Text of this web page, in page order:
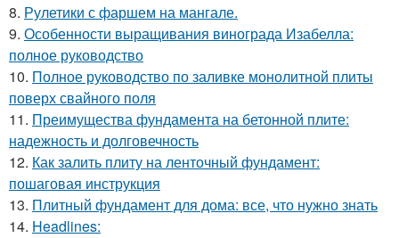
8. Рулетики с фаршем на мангале.
9. Особенности выращивания винограда Изабелла:
полное руководство
10. Полное руководство по заливке монолитной плиты
поверх свайного поля
11. Преимущества фундамента на бетонной плите:
надежность и долговечность
12. Как залить плиту на ленточный фундамент:
пошаговая инструкция
13. Плитный фундамент для дома: все, что нужно знать
14. Headlines: